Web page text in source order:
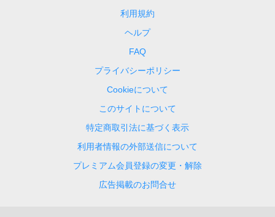
利用規約
ヘルプ
FAQ
プライバシーポリシー
Cookieについて
このサイトについて
特定商取引法に基づく表示
利用者情報の外部送信について
プレミアム会員登録の変更・解除
広告掲載のお問合せ